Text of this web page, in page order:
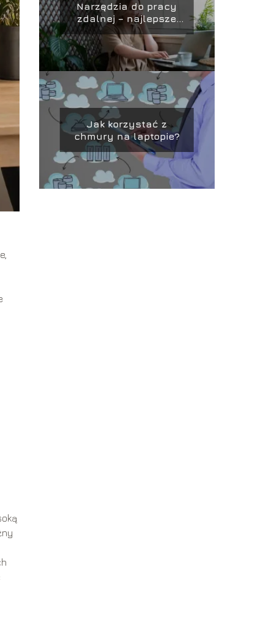
Narzędzia do pracy
zdalnej – najlepsze
aplikacje i platformy
Jak korzystać z
chmury na laptopie?